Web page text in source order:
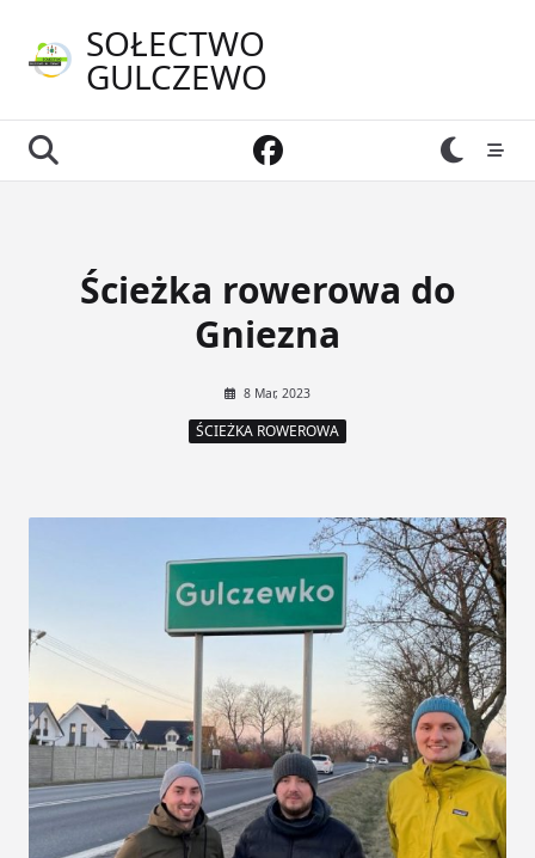
content
SOŁECTWO
GULCZEWO
Ścieżka rowerowa do
Gniezna
8 Mar, 2023
ŚCIEŻKA ROWEROWA